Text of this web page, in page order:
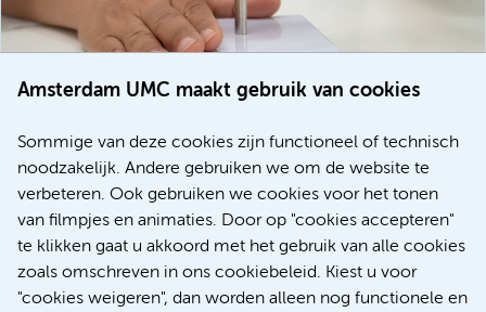
Amsterdam UMC maakt gebruik van cookies
Sommige van deze cookies zijn functioneel of technisch
noodzakelijk. Andere gebruiken we om de website te
verbeteren. Ook gebruiken we cookies voor het tonen
van filmpjes en animaties. Door op "cookies accepteren"
te klikken gaat u akkoord met het gebruik van alle cookies
zoals omschreven in ons cookiebeleid. Kiest u voor
"cookies weigeren", dan worden alleen nog functionele en
voor patiënten met alvleesklierkanker verbeteren
Meer